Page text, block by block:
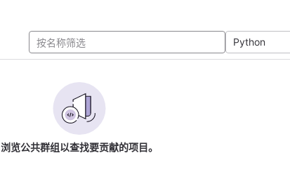
Python
浏览公共群组以查找要贡献的项目。